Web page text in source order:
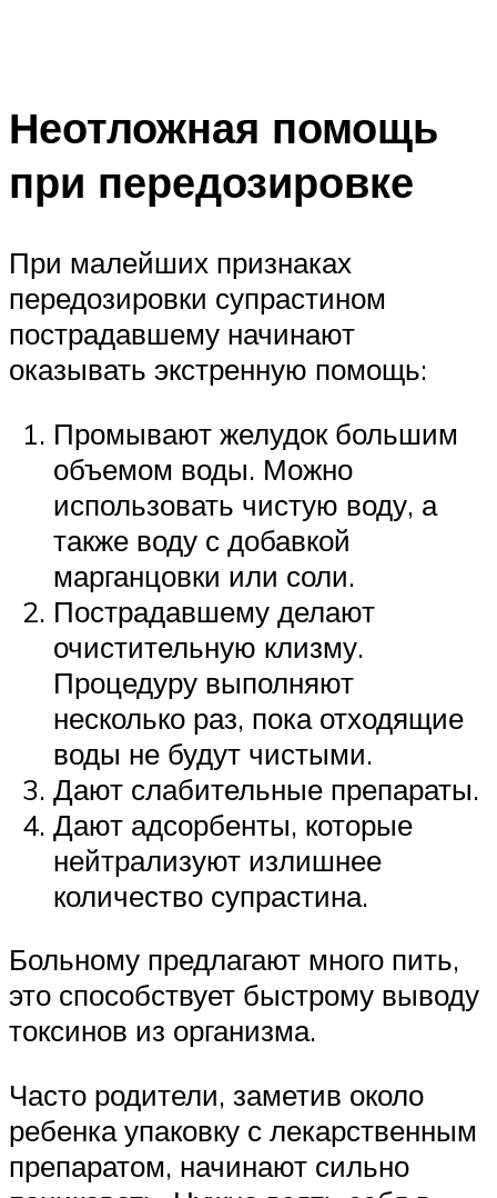
Неотложная помощь
при передозировке
При малейших признаках
передозировки супрастином
пострадавшему начинают
оказывать экстренную помощь:
Промывают желудок большим
объемом воды. Можно
использовать чистую воду, а
также воду с добавкой
марганцовки или соли.
Пострадавшему делают
очистительную клизму.
Процедуру выполняют
несколько раз, пока отходящие
воды не будут чистыми.
Дают слабительные препараты.
Дают адсорбенты, которые
нейтрализуют излишнее
количество супрастина.
Больному предлагают много пить,
это способствует быстрому выводу
токсинов из организма.
Часто родители, заметив около
ребенка упаковку с лекарственным
препаратом, начинают сильно